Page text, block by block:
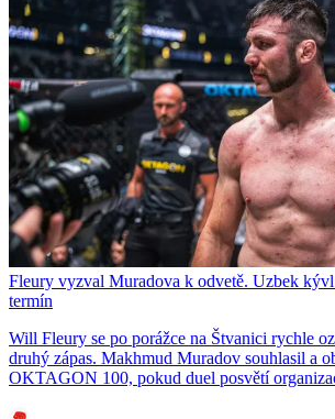
Fleury vyzval Muradova k odvetě. Uzbek
termín
Will Fleury se po porážce na Štvanici rychle
druhý zápas. Makhmud Muradov souhlasil a
OKTAGON 100, pokud duel posvětí